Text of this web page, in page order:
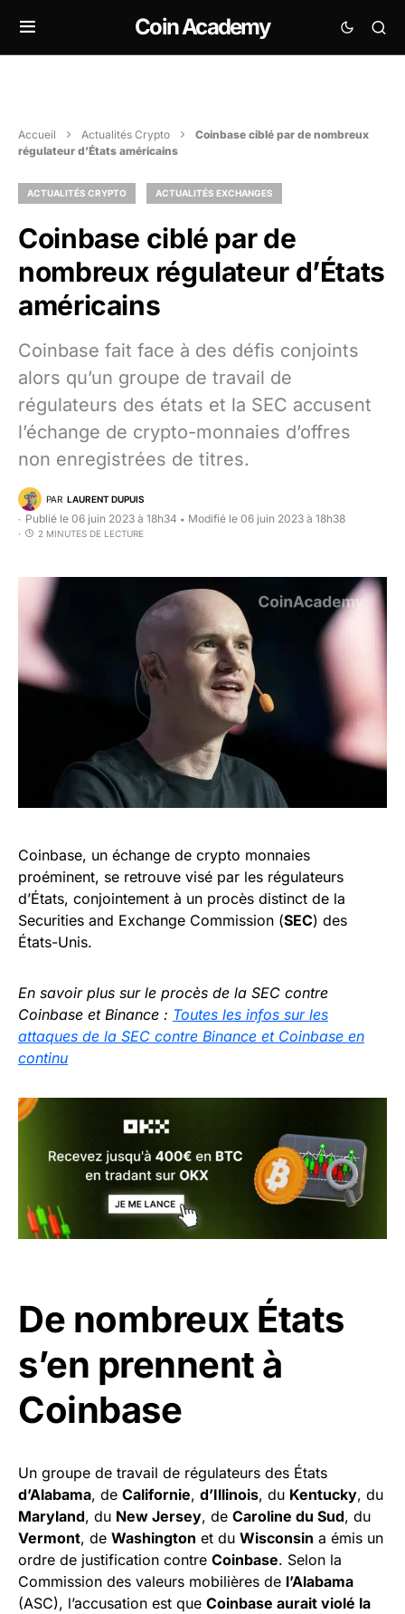
Coin Academy
Accueil Actualités Crypto
Coinbase ciblé par de nombreux
régulateur d’États américains
ACTUALITÉS CRYPTO ACTUALITÉS EXCHANGES
Coinbase ciblé par de
nombreux régulateur d’États
américains
Coinbase fait face à des défis conjoints
alors qu’un groupe de travail de
régulateurs des états et la SEC accusent
l’échange de crypto-monnaies d’offres
non enregistrées de titres.
PAR LAURENT DUPUIS
Publié le 06 juin 2023 à 18h34 • Modifié le 06 juin 2023 à 18h38
2 MINUTES DE LECTURE
Coinbase, un échange de crypto monnaies
proéminent, se retrouve visé par les régulateurs
d’États, conjointement à un procès distinct de la
Securities and Exchange Commission (SEC) des
États-Unis.
En savoir plus sur le procès de la SEC contre
Coinbase et Binance : Toutes les infos sur les
attaques de la SEC contre Binance et Coinbase en
continu
De nombreux États
s’en prennent à
Coinbase
Un groupe de travail de régulateurs des États
d’Alabama, de Californie, d’Illinois, du Kentucky, du
Maryland, du New Jersey, de Caroline du Sud, du
Vermont, de Washington et du Wisconsin a émis un
ordre de justification contre Coinbase. Selon la
Commission des valeurs mobilières de l’Alabama
(ASC), l’accusation est que Coinbase aurait violé la